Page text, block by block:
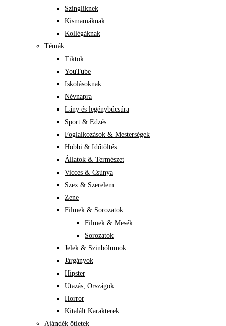
Szingliknek
Kismamáknak
Kollégáknak
Témák
Tiktok
YouTube
Iskolásoknak
Névnapra
Lány és legénybúcsúra
Sport & Edzés
Foglalkozások & Mesterségek
Hobbi & Időtöltés
Állatok & Természet
Vicces & Csúnya
Szex & Szerelem
Zene
Filmek & Sorozatok
Filmek & Mesék
Sorozatok
Jelek & Szinbólumok
Járgányok
Hipster
Utazás, Országok
Horror
Kitalált Karakterek
Ajándék ötletek